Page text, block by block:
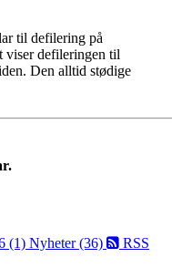
til defilering på
viser defileringen til
Den alltid stødige
(1) Nyheter (36) RSS